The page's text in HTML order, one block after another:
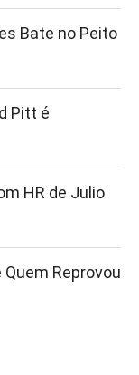
Bate no Peito
Pitt é
HR de Julio
Reprovou